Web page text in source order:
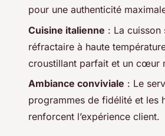
pour une authenticité
Cuisine italienne : La cuisson
réfractaire à haute
croustillant parfait et un cœur
Ambiance conviviale : Le
programmes de fidélité et les
renforcent l’expérience client.